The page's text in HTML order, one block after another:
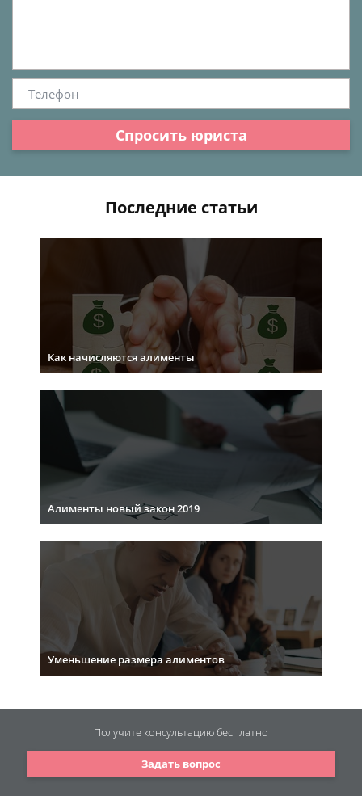
Спросить юриста
Последние статьи
Как начисляются алименты
Алименты новый закон 2019
Уменьшение размера алиментов
Задать вопрос
Получите консультациюбесплатно